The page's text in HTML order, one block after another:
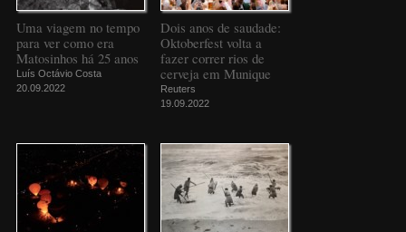
Uma viagem no tempo
para ver como era
Matosinhos há 25 anos
Luís Octávio Costa
20.09.2022
Dois anos de saudade:
Oktoberfest volta a
fazer correr rios de
cerveja em Munique
Reuters
19.09.2022